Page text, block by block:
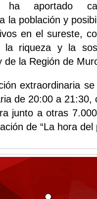
ha aportado
la población y
en el sureste,
la riqueza y la
de la Región de
extraordinaria
de 20:00 a 21:30,
junto a otras
de “La hora del